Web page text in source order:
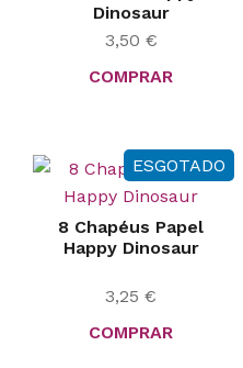
Dinosaur
3,50 €
COMPRAR
ESGOTADO
8 Chapéus Papel
Happy Dinosaur
3,25 €
COMPRAR